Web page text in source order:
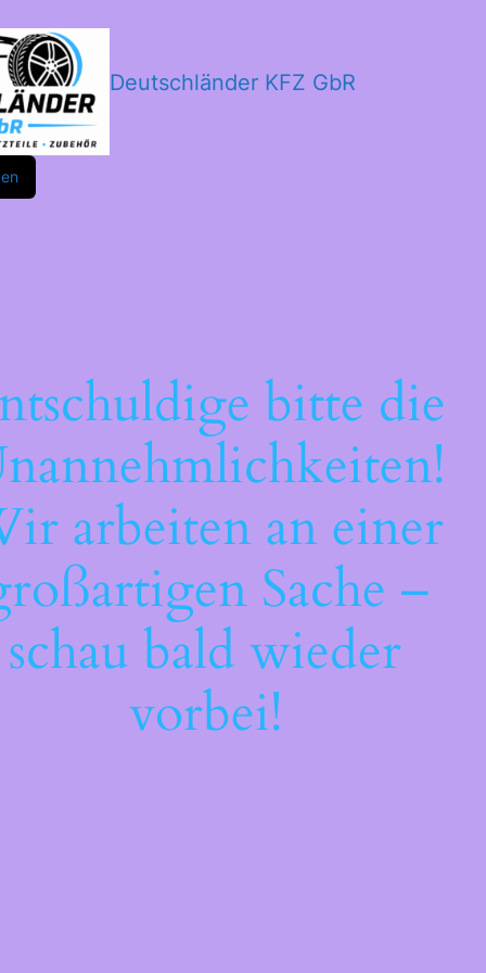
Deutschländer KFZ GbR
bitte die
arbeiten an einer
Sache –
schau bald wieder
vorbei!